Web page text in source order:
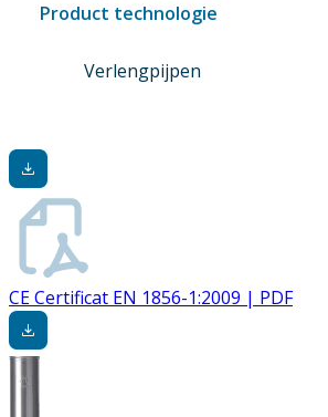
Product technologie
Verlengpijpen
CE Certificat EN 1856-1:2009 | PDF